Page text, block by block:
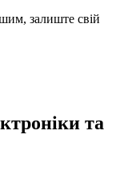
залиште свій
та